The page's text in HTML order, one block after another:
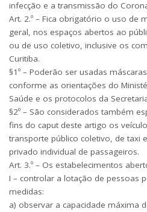
infecção e a transmissão do
Art. 2.º – Fica obrigatório o uso de
geral, nos espaços abertos ao
ou de uso coletivo, inclusive os
Curitiba.
§1º – Poderão ser usadas
conforme as orientações do
Saúde e os protocolos da
§2º – São considerados também
fins do caput deste artigo os
transporte público coletivo, de taxi
privado individual de passageiros.
Art. 3.º – Os estabelecimentos
I – controlar a lotação de pessoas
medidas:
a) observar a capacidade máxima